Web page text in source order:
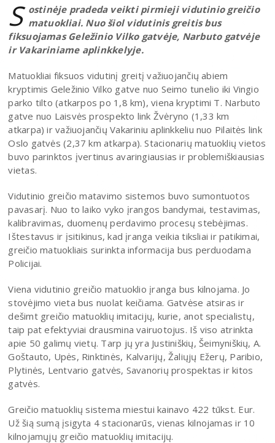
S ostinėje pradeda veikti pirmieji vidutinio greičio
matuokliai. Nuo šiol vidutinis greitis bus
fiksuojamas Geležinio Vilko gatvėje, Narbuto gatvėje
ir Vakariniame aplinkkelyje.
Matuokliai fiksuos vidutinį greitį važiuojančių abiem
kryptimis Geležinio Vilko gatve nuo Seimo tunelio iki Vingio
parko tilto (atkarpos po 1,8 km), viena kryptimi T. Narbuto
gatve nuo Laisvės prospekto link Žvėryno (1,33 km
atkarpa) ir važiuojančių Vakariniu aplinkkeliu nuo Pilaitės link
Oslo gatvės (2,37 km atkarpa). Stacionarių matuoklių vietos
buvo parinktos įvertinus avaringiausias ir problemiškiausias
vietas.
Vidutinio greičio matavimo sistemos buvo sumontuotos
pavasarį. Nuo to laiko vyko įrangos bandymai, testavimas,
kalibravimas, duomenų perdavimo procesų stebėjimas.
Ištestavus ir įsitikinus, kad įranga veikia tiksliai ir patikimai,
greičio matuokliais surinkta informacija bus perduodama
Policijai.
Viena vidutinio greičio matuoklio įranga bus kilnojama. Jo
stovėjimo vieta bus nuolat keičiama. Gatvėse atsiras ir
dešimt greičio matuoklių imitacijų, kurie, anot specialistų,
taip pat efektyviai drausmina vairuotojus. Iš viso atrinkta
apie 50 galimų vietų. Tarp jų yra Justiniškių, Šeimyniškių, A.
Goštauto, Upės, Rinktinės, Kalvarijų, Žaliųjų Ežerų, Paribio,
Plytinės, Lentvario gatvės, Savanorių prospektas ir kitos
gatvės.
Greičio matuoklių sistema miestui kainavo 422 tūkst. Eur.
Už šią sumą įsigyta 4 stacionarūs, vienas kilnojamas ir 10
kilnojamųjų greičio matuoklių imitacijų.